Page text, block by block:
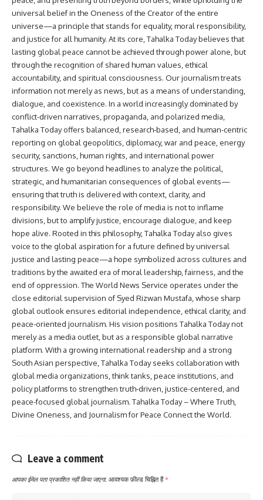
universal belief in the Oneness of the Creator of the entire
universe—a principle that stands for equality, moral responsibility,
and justice for all humanity. At its core, Tahalka Today believes that
lasting global peace cannot be achieved through power alone, but
through the recognition of shared human values, ethical
accountability, and spiritual consciousness. Our journalism treats
information not merely as news, but as a means of understanding,
dialogue, and coexistence. In a world increasingly dominated by
conflict-driven narratives, propaganda, and polarized media,
Tahalka Today offers balanced, research-based, and human-centric
reporting on global geopolitics, diplomacy, war and peace, energy
security, sanctions, human rights, and international power
structures. We go beyond headlines to analyze the political,
strategic, and humanitarian consequences of global events—
ensuring that truth is delivered with context, clarity, and
responsibility. We believe the role of media is not to inflame
divisions, but to amplify justice, encourage dialogue, and keep
hope alive. Rooted in this philosophy, Tahalka Today also gives
voice to the global aspiration for a future defined by universal
justice and lasting peace—a hope symbolized across cultures and
traditions by the awaited era of moral leadership, fairness, and the
end of oppression. The World News Service operates under the
close editorial supervision of Syed Rizwan Mustafa, whose sharp
global outlook ensures editorial independence, ethical clarity, and
peace-oriented journalism. His vision positions Tahalka Today not
merely as a media outlet, but as a responsible global narrative
platform. With a growing international readership and a strong
South Asian perspective, Tahalka Today seeks collaboration with
global media organizations, think tanks, peace institutions, and
policy platforms to strengthen truth-driven, justice-centered, and
peace-focused global journalism. Tahalka Today – Where Truth,
Divine Oneness, and Journalism for Peace Connect the World.
Leave a comment
आपका ईमेल पता प्रकाशित नहीं किया जाएगा. आवश्यक फ़ील्ड चिह्नित हैं*